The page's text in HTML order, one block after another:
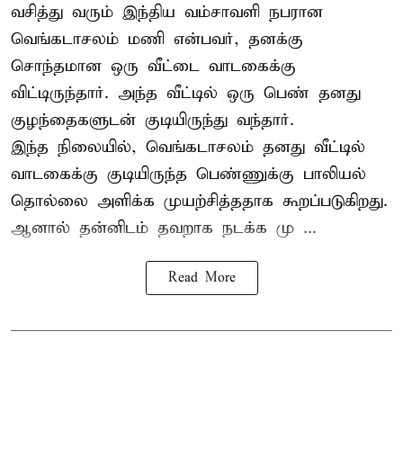
வசித்து வரும் இந்திய வம்சாவளி நபரான
வெங்கடாசலம் மணி என்பவர், தனக்கு
சொந்தமான ஒரு வீட்டை வாடகைக்கு
விட்டிருந்தார். அந்த வீட்டில் ஒரு பெண் தனது
குழந்தைகளுடன் குடியிருந்து வந்தார்.
இந்த நிலையில், வெங்கடாசலம் தனது வீட்டில்
வாடகைக்கு குடியிருந்த பெண்ணுக்கு பாலியல்
தொல்லை அளிக்க முயற்சித்ததாக கூறப்படுகிறது.
ஆனால் தன்னிடம் தவறாக நடக்க மு ...
Read More